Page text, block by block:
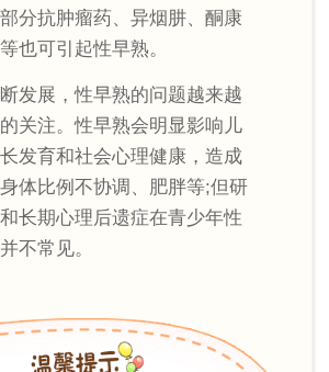
分抗肿瘤药、异烟肼、酮康
也可引起性早熟。
发展，性早熟的问题越来越
关注。性早熟会明显影响儿
发育和社会心理健康，造成
体比例不协调、肥胖等;但研
长期心理后遗症在青少年性
不常见。